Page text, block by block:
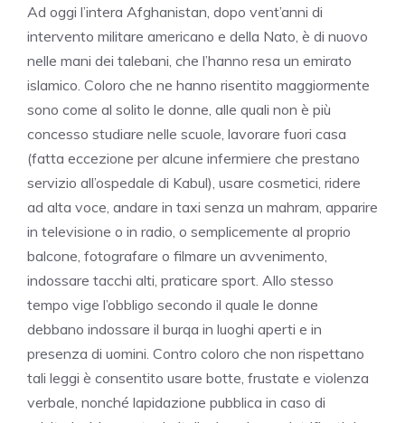
Ad oggi l’intera Afghanistan, dopo vent’anni di
intervento militare americano e della Nato, è di nuovo
nelle mani dei talebani, che l’hanno resa un emirato
islamico. Coloro che ne hanno risentito maggiormente
sono come al solito le donne, alle quali non è più
concesso studiare nelle scuole, lavorare fuori casa
(fatta eccezione per alcune infermiere che prestano
servizio all’ospedale di Kabul), usare cosmetici, ridere
ad alta voce, andare in taxi senza un mahram, apparire
in televisione o in radio, o semplicemente al proprio
balcone, fotografare o filmare un avvenimento,
indossare tacchi alti, praticare sport. Allo stesso
tempo vige l’obbligo secondo il quale le donne
debbano indossare il burqa in luoghi aperti e in
presenza di uomini. Contro coloro che non rispettano
tali leggi è consentito usare botte, frustate e violenza
verbale, nonché lapidazione pubblica in caso di